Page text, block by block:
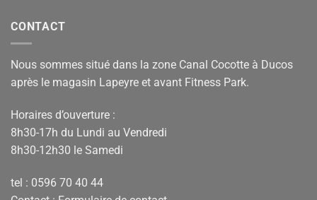
CONTACT
Nous sommes situé dans la zone Canal Cocotte à Ducos
après le magasin Lapeyre et avant Fitness Park.
Horaires d’ouverture :
8h30-17h du Lundi au Vendredi
8h30-12h30 le Samedi
tel : 0596 70 40 44